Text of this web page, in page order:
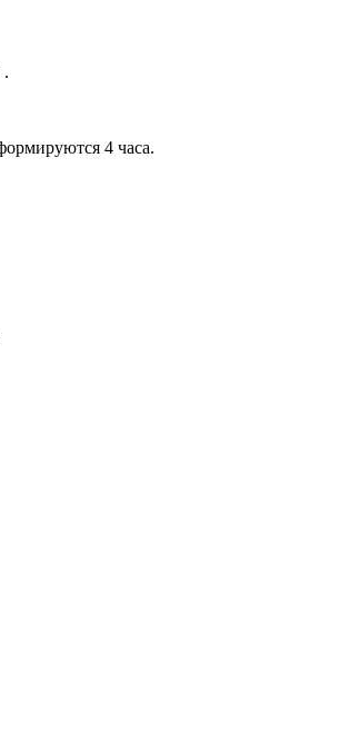
.
4 часа.